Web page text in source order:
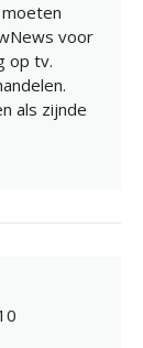
voor
op tv.
als zijnde